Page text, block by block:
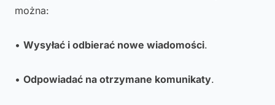
można:
• Wysyłać i odbierać nowe wiadomości.
• Odpowiadać na otrzymane komunikaty.